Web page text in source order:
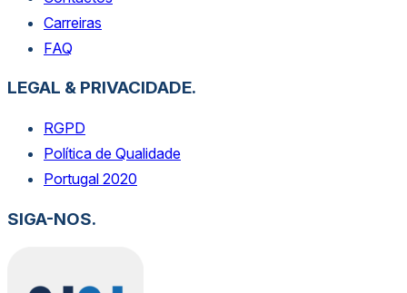
Carreiras
FAQ
LEGAL & PRIVACIDADE.
RGPD
Política de Qualidade
Portugal 2020
SIGA-NOS.